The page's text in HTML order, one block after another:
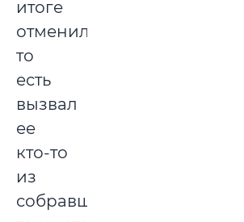
итоге
отменили,
то
есть
вызвал
ее
кто-то
из
собравшихся